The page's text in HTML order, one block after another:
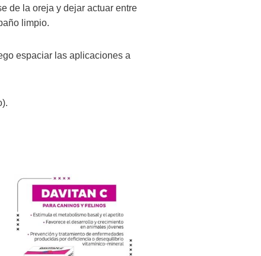
de la oreja y dejar actuar entre
limpio.
espaciar las aplicaciones a